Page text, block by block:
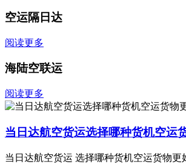
空运隔日达
阅读更多
海陆空联运
阅读更多
当日达航空货运选择哪种货机空运
当日达航空货运 选择哪种货机空运货物更